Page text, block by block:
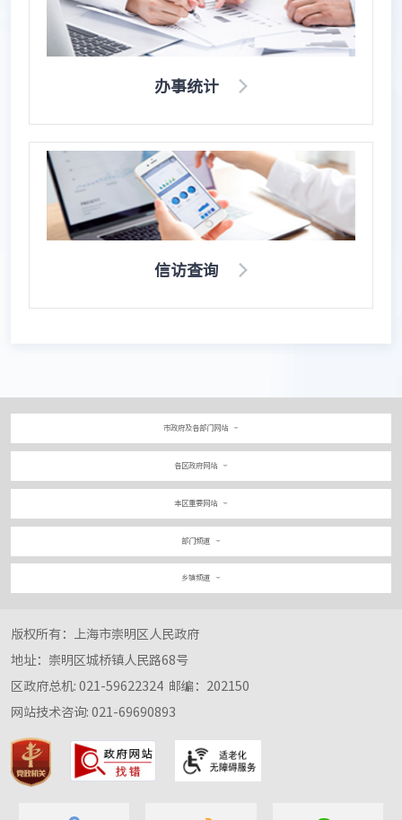
办事统计
信访查询
市政府及各部门网站
各区政府网站
本区重要网站
部门频道
乡镇频道
版权所有：上海市崇明区人民政府
地址：崇明区城桥镇人民路68号
区政府总机: 021-59622324 邮编：202150
网站技术咨询: 021-69690893